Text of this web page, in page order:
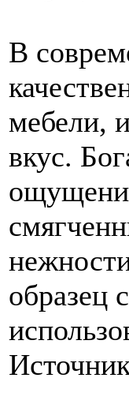
В
мебели,
вкус.
образец